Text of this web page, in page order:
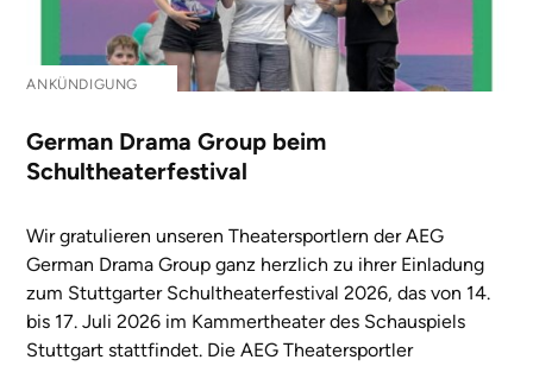
ANKÜNDIGUNG
German Drama Group beim
Schultheaterfestival
Wir gratulieren unseren Theatersportlern der AEG
German Drama Group ganz herzlich zu ihrer Einladung
zum Stuttgarter Schultheaterfestival 2026, das von 14.
bis 17. Juli 2026 im Kammertheater des Schauspiels
Stuttgart stattfindet. Die AEG Theatersportler